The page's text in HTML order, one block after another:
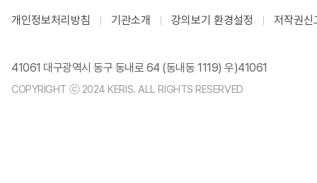
개인정보처리방침 기관소개 강의보기 환경설정 저작권신
41061 대구광역시 동구 동내로 64 (동내동 1119) 우)41061
COPYRIGHT ⓒ 2024 KERIS. ALL RIGHTS RESERVED